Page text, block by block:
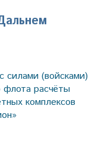
силами (войсками)
флота расчёты
комплексов